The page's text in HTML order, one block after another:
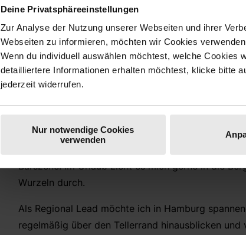
Deine Privatsphäreeinstellungen
Zur Analyse der Nutzung unserer Webseiten und ihrer
Webseiten zu informieren, möchten wir Cookies
Wenn du individuell auswählen möchtest, welche Cookies
detailliertere Informationen erhalten möchtest, klicke bitte
jederzeit widerrufen.
Nur notwendige Cookies
verwenden
Ich bin Eva, 36 Jahre
schönen Hamburg.
Neben meiner
ich seit 2018 – für
Barszene. Im Urlaub zieht es mich gerne in die
Wurzeln durch.
Als Regional Lead möchte ich in Hamburg
regelmäßig über den Tellerrand hinausblicken